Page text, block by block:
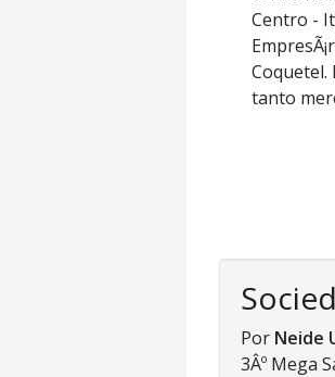
Centro -
Coquetel.
tanto
Por Neide
3Âº Mega